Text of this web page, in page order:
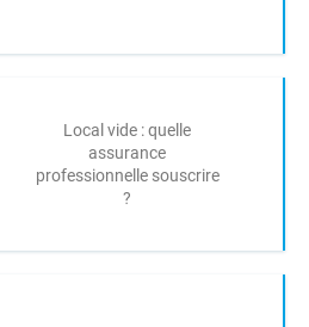
Local vide : quelle
assurance
professionnelle souscrire
?